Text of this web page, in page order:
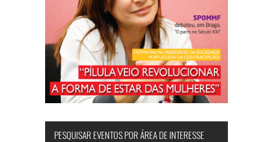
PESQUISAR EVENTOS POR ÁREA DE INTERESSE